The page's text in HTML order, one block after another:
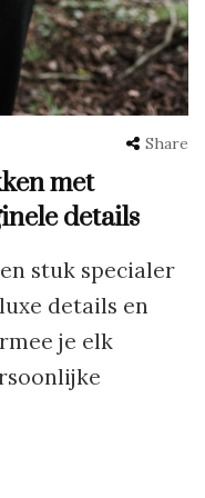
Share
met
details
stuk specialer
details en
je elk